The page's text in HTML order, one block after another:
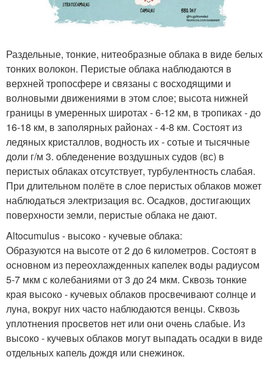
Раздельные, тонкие, нитеобразные облака в виде белых
тонких волокон. Перистые облака наблюдаются в
верхней тропосфере и связаны с восходящими и
волновыми движениями в этом слое; высота нижней
границы в умеренных широтах - 6-12 км, в тропиках - до
16-18 км, в заполярных районах - 4-8 км. Состоят из
ледяных кристаллов, водность их - сотые и тысячные
доли г/м 3. обледенение воздушных судов (вс) в
перистых облаках отсутствует, турбулентность слабая.
При длительном полёте в слое перистых облаков может
наблюдаться электризация вс. Осадков, достигающих
поверхности земли, перистые облака не дают.
Altocumulus - высоко - кучевые облака:
Образуются на высоте от 2 до 6 километров. Состоят в
основном из переохлажденных капелек воды радиусом
5-7 мкм с колебаниями от 3 до 24 мкм. Сквозь тонкие
края высоко - кучевых облаков просвечивают солнце и
луна, вокруг них часто наблюдаются венцы. Сквозь
уплотнения просветов нет или они очень слабые. Из
высоко - кучевых облаков могут выпадать осадки в виде
отдельных капель дождя или снежинок.